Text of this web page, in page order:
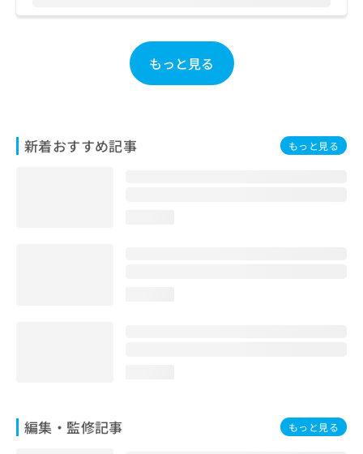
もっと見る
新着おすすめ記事 もっと見る
編集・監修記事 もっと見る
ち
ら